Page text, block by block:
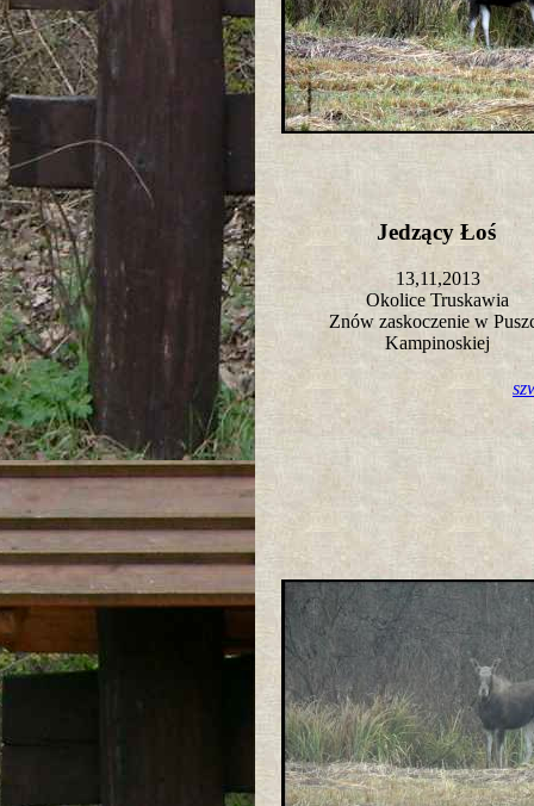
Jedzący Łoś
13,11,2013
Okolice Truskawia
Znów zaskoczenie w
Kampinoskiej